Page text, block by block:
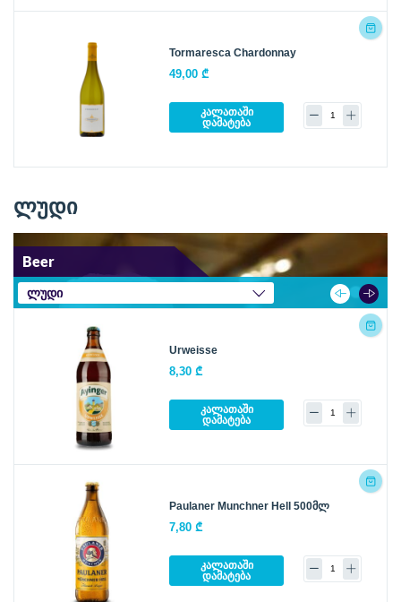
Tormaresca Chardonnay
49,00 ₾
კალათაში
დამატება
ლუდი
Beer
ლუდი
Urweisse
8,30 ₾
კალათაში
დამატება
Paulaner Munchner Hell 500მლ
7,80 ₾
კალათაში
დამატება